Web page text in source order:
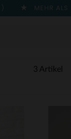
MEHR
3 Artikel